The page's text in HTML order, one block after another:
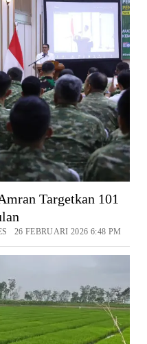
Targetkan 101
26 FEBRUARI 2026 6:48 PM